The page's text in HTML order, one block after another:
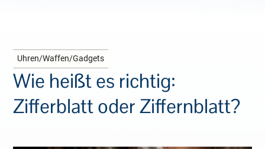
Uhren/Waffen/Gadgets
Wie heißt es richtig:
Zifferblatt oder Ziffernblatt?